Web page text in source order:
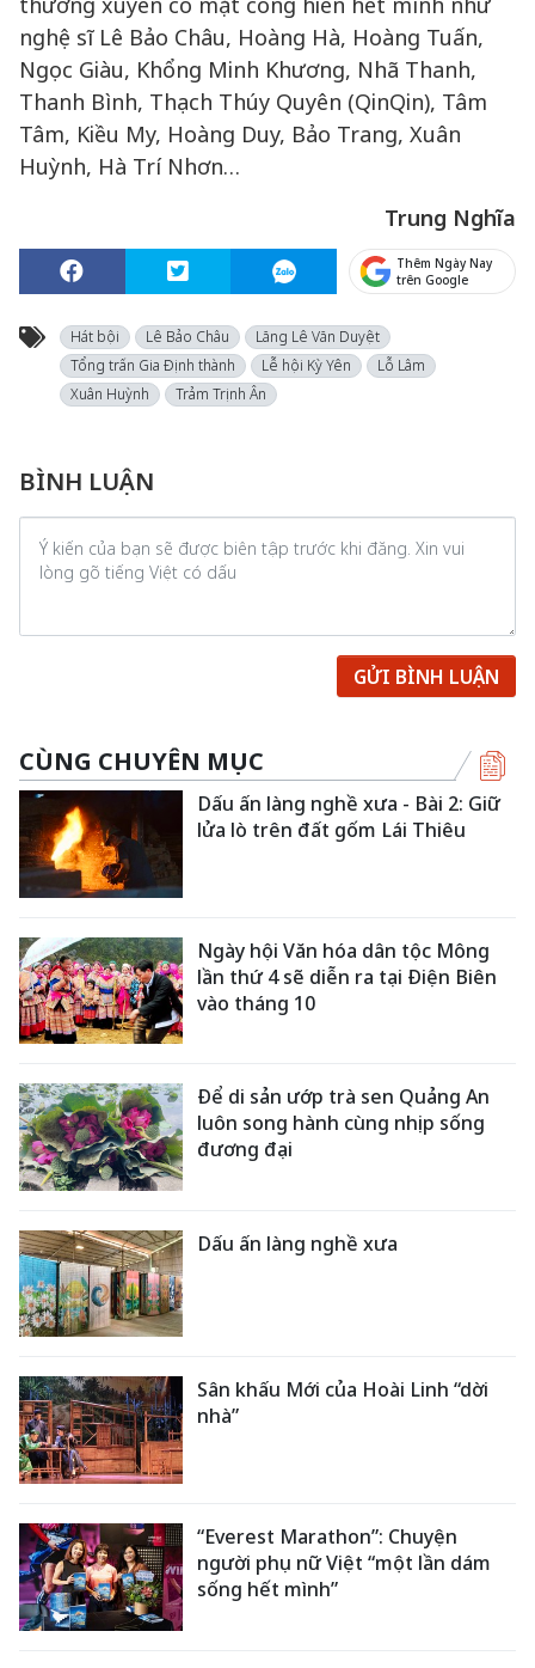
nghệ sĩ Lê Bảo Châu, Hoàng Hà, Hoàng Tuấn,
Ngọc Giàu, Khổng Minh Khương, Nhã Thanh,
Thanh Bình, Thạch Thúy Quyên (QinQin), Tâm
Tâm, Kiều My, Hoàng Duy, Bảo Trang, Xuân
Huỳnh, Hà Trí Nhơn…
Trung Nghĩa
Thêm Ngày Nay
trên Google
Hát bội Lê Bảo Châu
Lăng Lê Văn Duyệt
Tổng trấn Gia Định thành
Lễ hội Kỳ Yên
Lỗ Lâm
Xuân Huỳnh
Trảm Trịnh Ân
BÌNH LUẬN
GỬI BÌNH LUẬN
CÙNG CHUYÊN MỤC
Dấu ấn làng nghề xưa - Bài 2: Giữ
lửa lò trên đất gốm Lái Thiêu
Ngày hội Văn hóa dân tộc Mông
lần thứ 4 sẽ diễn ra tại Điện Biên
vào tháng 10
Để di sản ướp trà sen Quảng An
luôn song hành cùng nhịp sống
đương đại
Dấu ấn làng nghề xưa
Sân khấu Mới của Hoài Linh “dời
nhà”
“Everest Marathon”: Chuyện
người phụ nữ Việt “một lần dám
sống hết mình”